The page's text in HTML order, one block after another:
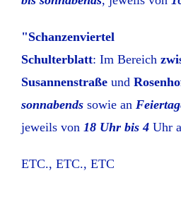
"Schanzenviertel
Schulterblatt: Im Bereich
Susannenstraßeund
sonnabendssowie an
jeweils von 18 Uhr bis 4 Uhr
ETC., ETC., ETC